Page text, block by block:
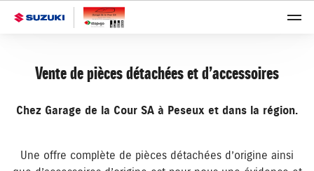
Vente de pièces détachées et d’accessoires
Chez Garage de la Cour SA à Peseux et dans la région.
Une offre complète de pièces détachées d’origine ainsi